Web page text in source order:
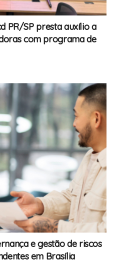
PR/SP presta auxílio a
com programa de
e gestão de riscos
em Brasília